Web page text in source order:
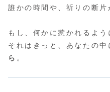
誰かの時間や、祈りの断片
もし、何かに惹かれるよ
それはきっと、あなたの中
ら 。